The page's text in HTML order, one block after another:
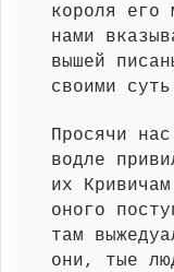
короля его
нами
вышей
своими
Просячи
водле
их
оного
там
они, тые